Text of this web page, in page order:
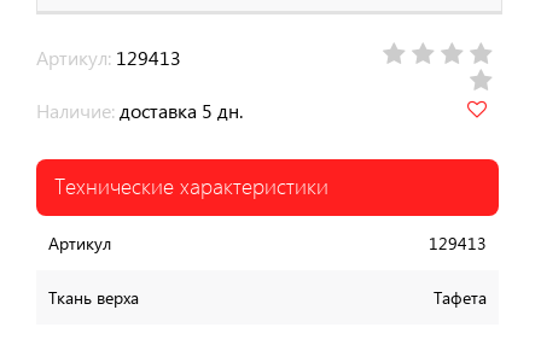
Артикул: 129413
Наличие: доставка 5 дн.
Технические характеристики
Артикул 129413
Ткань верха Тафета